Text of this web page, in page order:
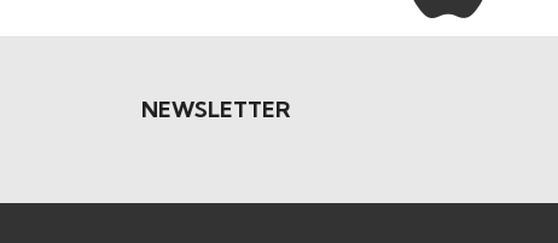
NEWSLETTER